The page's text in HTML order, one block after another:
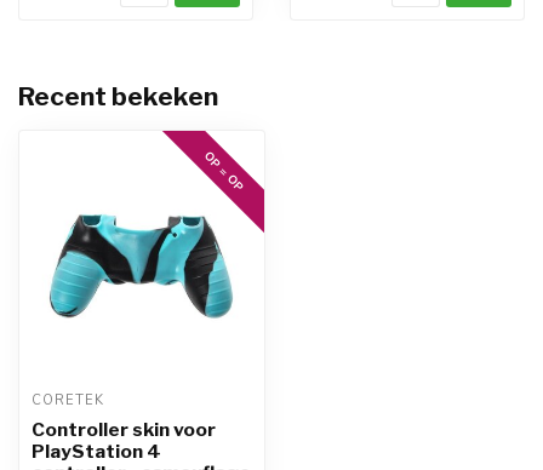
Recent bekeken
OP = OP
CORETEK
Controller skin voor
PlayStation 4